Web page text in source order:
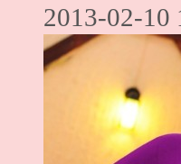
2013-02-10